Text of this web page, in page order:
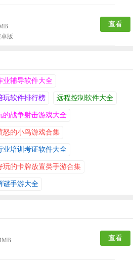
版
查看
业辅导软件大全
玩软件排行榜 远程控制软件大全
的战争射击游戏大全
怒的小鸟游戏合集
业培训考证软件大全
玩的卡牌放置类手游合集
谜手游大全
查看